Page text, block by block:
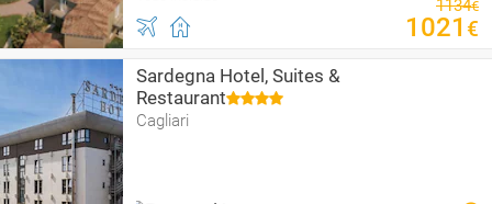
1134€
1021 €
Sardegna Hotel, Suites &
Restaurant
Cagliari